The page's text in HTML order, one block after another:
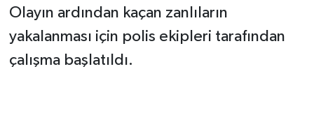
Olayın ardından kaçan zanlıların
yakalanması için polis ekipleri tarafından
çalışma başlatıldı.